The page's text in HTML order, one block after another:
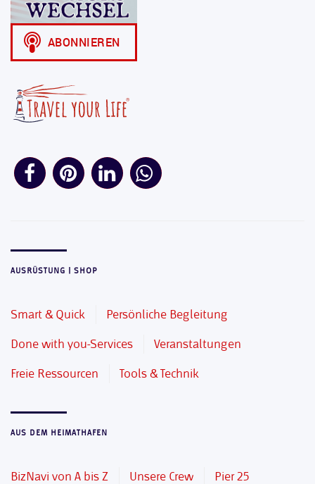
AUSRÜSTUNG | SHOP
Smart & Quick Persönliche Begleitung
Done with you-Services Veranstaltungen
Freie Ressourcen Tools & Technik
AUS DEM HEIMATHAFEN
BizNavi von A bis Z Unsere Crew Pier 25